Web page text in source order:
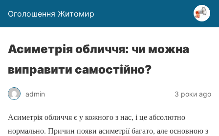
Оголошення Житомир
Асиметрія обличчя: чи можна
виправити самостійно?
admin 3 роки ago
Асиметрія обличчя є у кожного з нас, і це абсолютно
нормально. Причин появи асиметрії багато, але основною з